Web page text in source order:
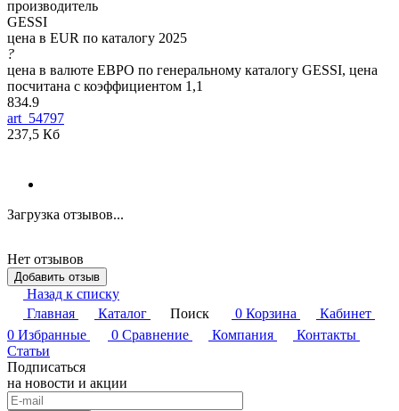
производитель
GESSI
цена в EUR по каталогу 2025
?
цена в валюте ЕВРО по генеральному каталогу GESSI, цена
посчитана с коэффициентом 1,1
834.9
art_54797
237,5 Кб
Загрузка отзывов...
Нет отзывов
Добавить отзыв
Назад к списку
Главная
Каталог Поиск 0 Корзина
Кабинет
0 Избранные 0 Сравнение Компания
Контакты
Статьи
Подписаться
на новости и акции